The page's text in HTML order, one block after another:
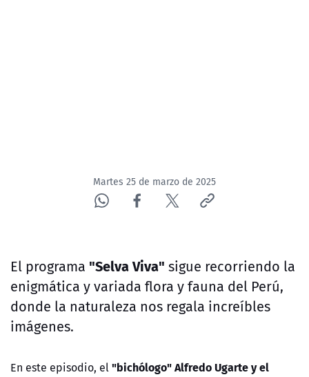
Martes 25 de marzo de 2025
El programa "Selva Viva" sigue recorriendo la
enigmática y variada flora y fauna del Perú,
donde la naturaleza nos regala increíbles
imágenes.
En este episodio, el"bichólogo" Alfredo Ugarte y el